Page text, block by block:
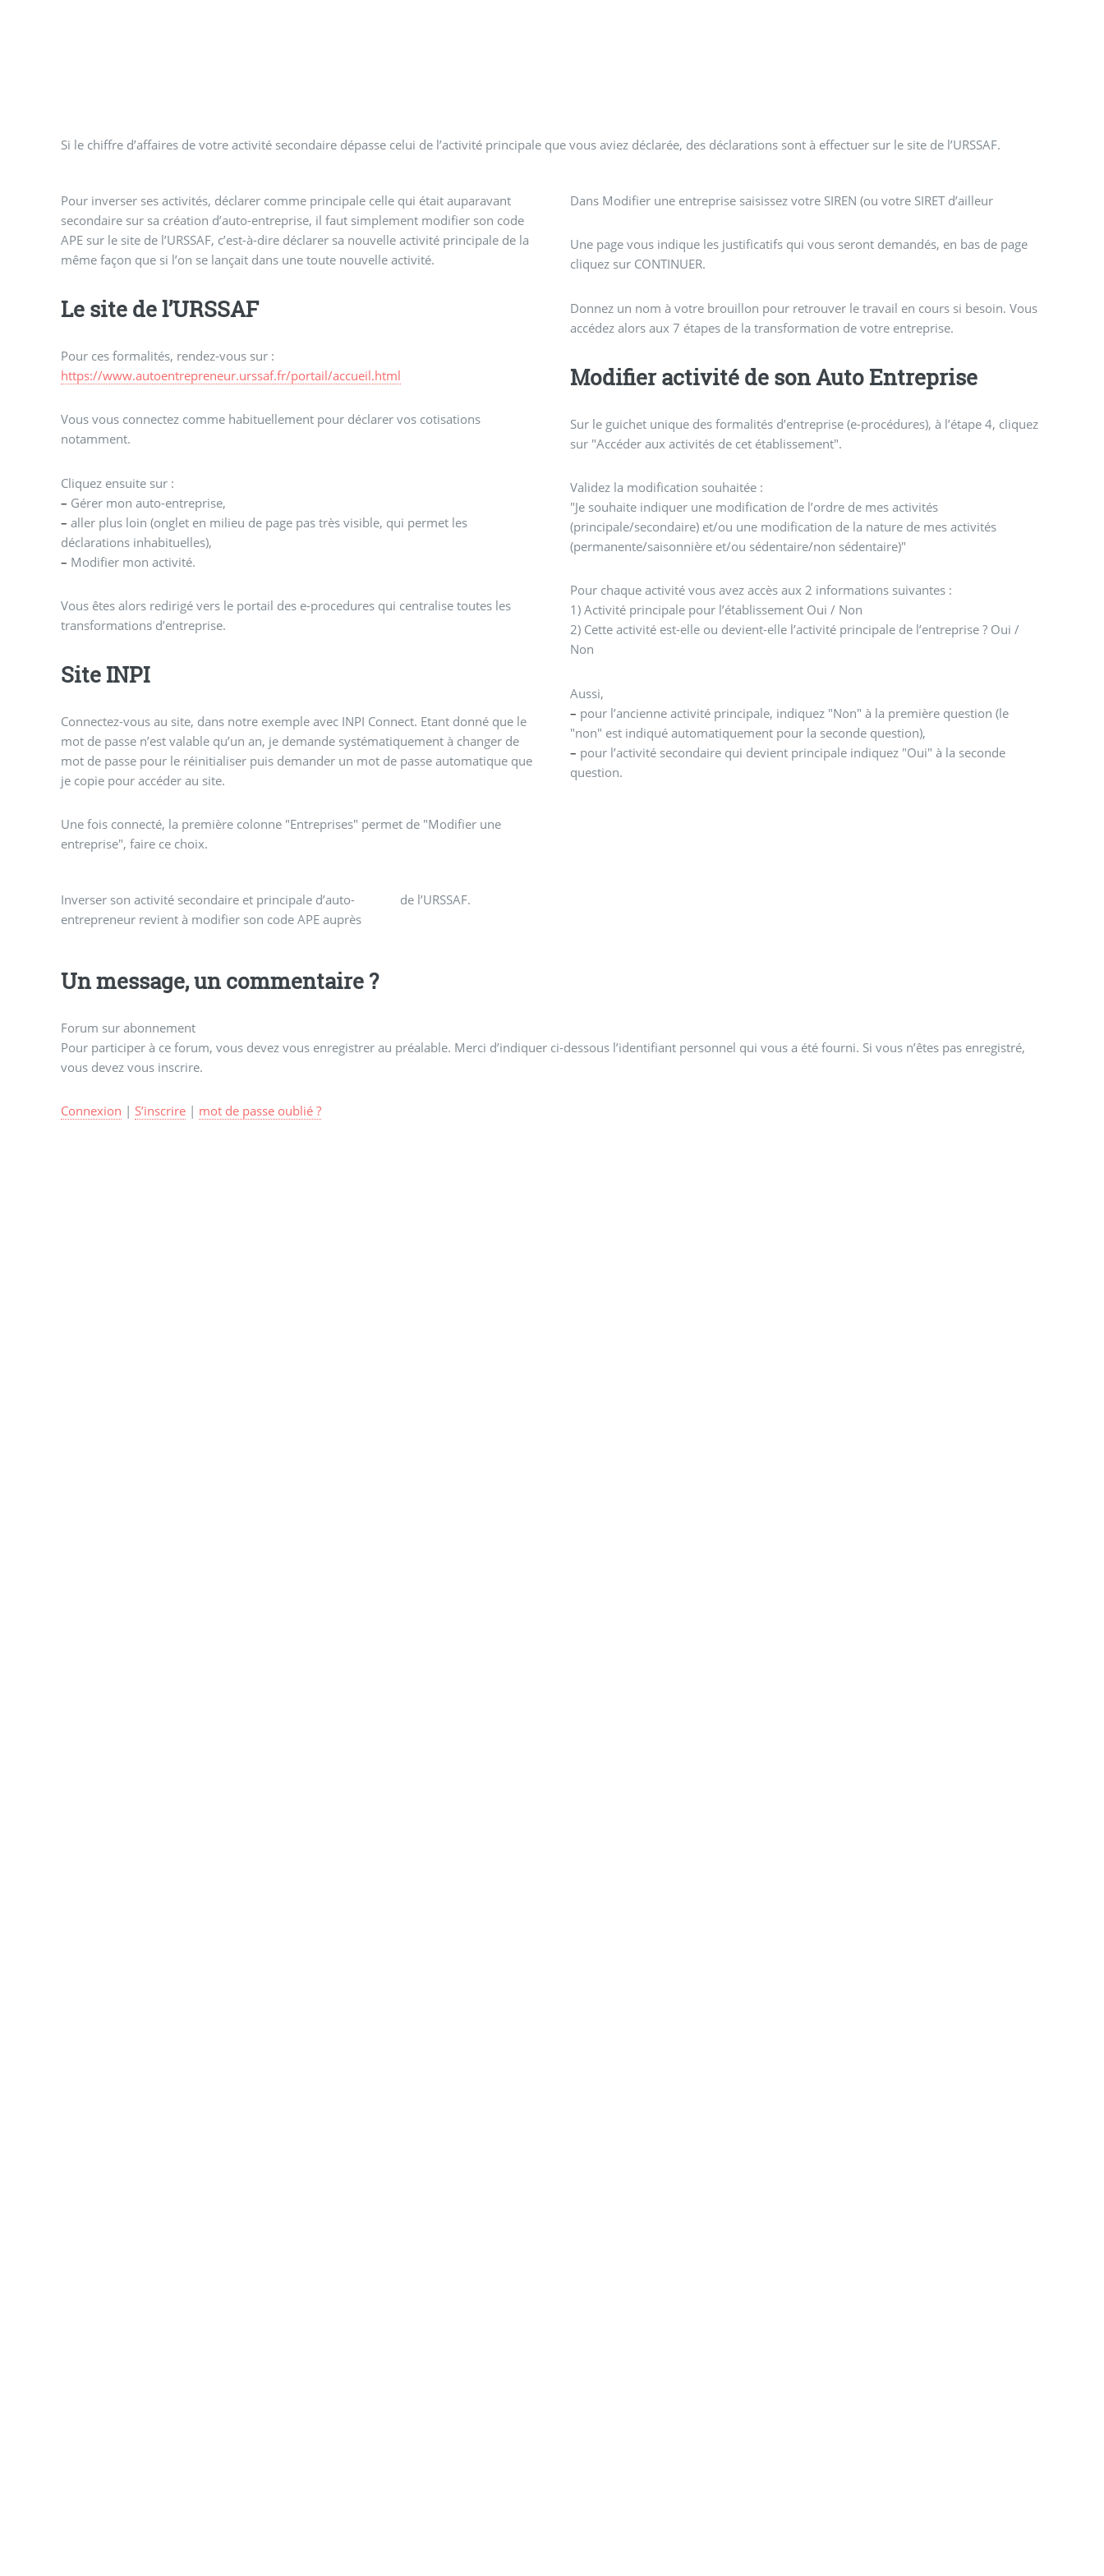
Si le chiffre d’affaires de votre activité secondaire dépasse celui de l’activité principale que vous aviez déclarée, des déclarations sont à effectuer sur le site de l’URSSAF.
Pour inverser ses activités, déclarer comme principale celle qui était auparavant
secondaire sur sa création d’auto-entreprise, il faut simplement modifier son code
APE sur le site de l’URSSAF, c’est-à-dire déclarer sa nouvelle activité principale de la
même façon que si l’on se lançait dans une toute nouvelle activité.
Le site de l’URSSAF
Pour ces formalités, rendez-vous sur :
https://www.autoentrepreneur.urssaf.fr/portail/accueil.html
Vous vous connectez comme habituellement pour déclarer vos cotisations
notamment.
Cliquez ensuite sur :
– Gérer mon auto-entreprise,
– aller plus loin (onglet en milieu de page pas très visible, qui permet les
déclarations inhabituelles),
– Modifier mon activité.
Vous êtes alors redirigé vers le portail des e-procedures qui centralise toutes les
transformations d’entreprise.
Site INPI
Connectez-vous au site, dans notre exemple avec INPI Connect. Etant donné que le
mot de passe n’est valable qu’un an, je demande systématiquement à changer de
mot de passe pour le réinitialiser puis demander un mot de passe automatique que
je copie pour accéder au site.
Une fois connecté, la première colonne "Entreprises" permet de "Modifier une
entreprise", faire ce choix.
Dans Modifier une entreprise saisissez votre SIREN (ou votre SIRET d’ailleur
Une page vous indique les justificatifs qui vous seront demandés, en bas de page
cliquez sur CONTINUER.
Donnez un nom à votre brouillon pour retrouver le travail en cours si besoin. Vous
accédez alors aux 7 étapes de la transformation de votre entreprise.
Modifier activité de son Auto Entreprise
Sur le guichet unique des formalités d’entreprise (e-procédures), à l’étape 4, cliquez
sur "Accéder aux activités de cet établissement".
Validez la modification souhaitée :
"Je souhaite indiquer une modification de l’ordre de mes activités
(principale/secondaire) et/ou une modification de la nature de mes activités
(permanente/saisonnière et/ou sédentaire/non sédentaire)"
Pour chaque activité vous avez accès aux 2 informations suivantes :
1) Activité principale pour l’établissement Oui / Non
2) Cette activité est-elle ou devient-elle l’activité principale de l’entreprise ? Oui /
Non
Aussi,
– pour l’ancienne activité principale, indiquez "Non" à la première question (le
"non" est indiqué automatiquement pour la seconde question),
– pour l’activité secondaire qui devient principale indiquez "Oui" à la seconde
question.
Inverser son activité secondaire et principale d’auto-
entrepreneur revient à modifier son code APE auprès
de l’URSSAF.
Un message, un commentaire ?
Forum sur abonnement
Pour participer à ce forum, vous devez vous enregistrer au préalable. Merci d’indiquer ci-dessous l’identifiant personnel qui vous a été fourni. Si vous n’êtes pas enregistré,
vous devez vous inscrire.
Connexion | S’inscrire| mot de passe oublié ?